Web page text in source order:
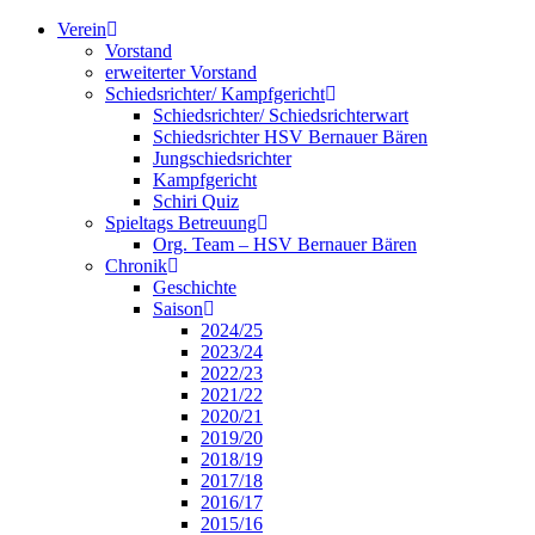
Verein
Vorstand
erweiterter Vorstand
Schiedsrichter/ Kampfgericht
Schiedsrichter/ Schiedsrichterwart
Schiedsrichter HSV Bernauer Bären
Jungschiedsrichter
Kampfgericht
Schiri Quiz
Spieltags Betreuung
Org. Team – HSV Bernauer Bären
Chronik
Geschichte
Saison
2024/25
2023/24
2022/23
2021/22
2020/21
2019/20
2018/19
2017/18
2016/17
2015/16